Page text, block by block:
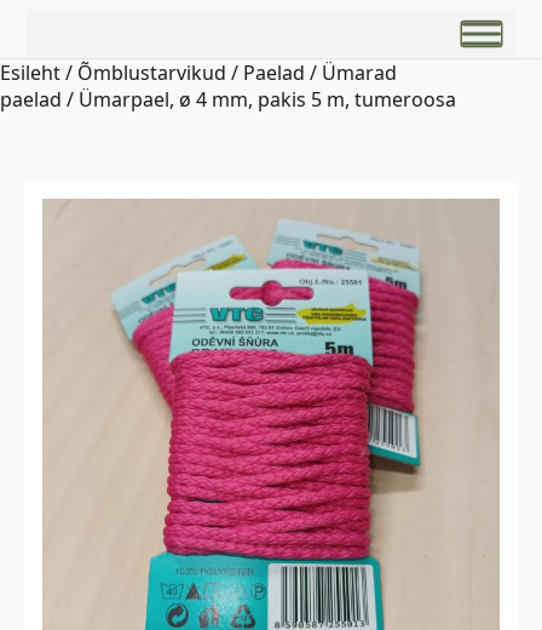
Esileht/ Õmblustarvikud / Paelad / Ümarad
paelad / Ümarpael, ø 4 mm, pakis 5 m, tumeroosa